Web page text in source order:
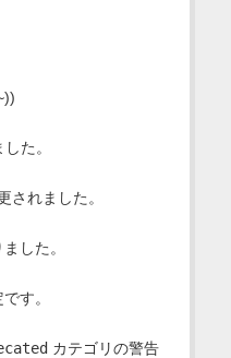
))
た。
されました。
した。
す。
カテゴリの警告